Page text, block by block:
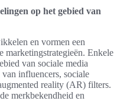
op het gebied van
en vormen een
marketingstrategieën. Enkele
van sociale media
influencers, sociale
reality (AR) filters.
merkbekendheid en